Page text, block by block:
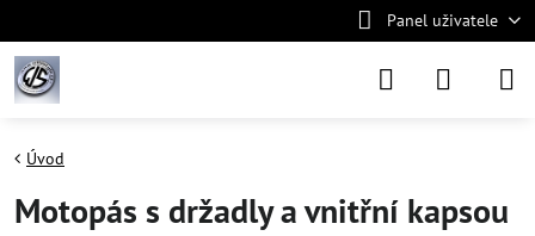
Panel uživatele
Úvod
Motopás s držadly a vnitřní kapsou